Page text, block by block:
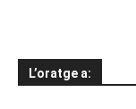
L’oratge a: